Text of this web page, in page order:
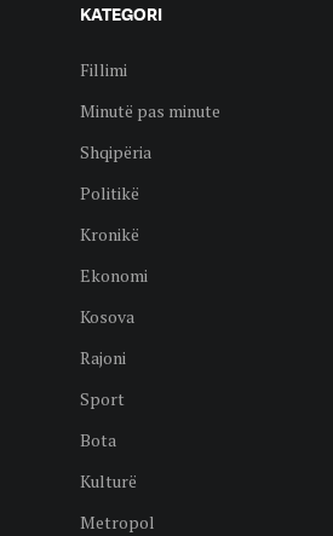
KATEGORI
Fillimi
Minutë pas minute
Shqipëria
Politikë
Kronikë
Ekonomi
Kosova
Rajoni
Sport
Bota
Kulturë
Metropol